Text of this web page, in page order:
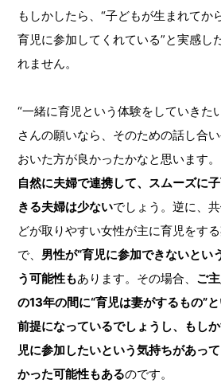
もしかしたら、“子どもが生まれてか
育児に参加してくれている”と実感し
れません。
“一緒に育児という体験をしていきた
さんの願いなら、そのための話し合
おいた方が良かったかなと思います。
自然に夫婦で連携して、スムーズに
きる夫婦は少ないでしょう。逆に、
どが取りやすい女性が主に育児をす
で、 男性が“育児に参加できないとい
う可能性もあります。その場合、 ご
の13年の間に“育児は妻がするもの”
前提になっているでしょうし、もし
児に参加したいという気持ちがあっ
かった可能性もあるのです。